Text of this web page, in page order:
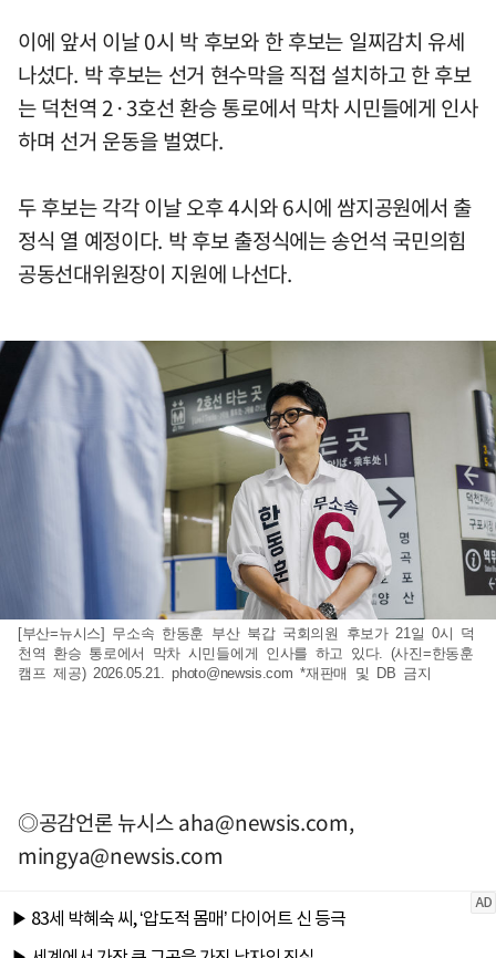
이에 앞서 이날 0시 박 후보와 한 후보는 일찌감치 유세
나섰다. 박 후보는 선거 현수막을 직접 설치하고 한 후보
는 덕천역 2·3호선 환승 통로에서 막차 시민들에게 인사
하며 선거 운동을 벌였다.
두 후보는 각각 이날 오후 4시와 6시에 쌈지공원에서 출
정식 열 예정이다. 박 후보 출정식에는 송언석 국민의힘
공동선대위원장이 지원에 나선다.
[부산=뉴시스] 무소속 한동훈 부산 북갑 국회의원 후보가 21일 0시 덕
천역 환승 통로에서 막차 시민들에게 인사를 하고 있다. (사진=한동훈
캠프 제공) 2026.05.21.photo@newsis.com *재판매 및 DB 금지
◎공감언론 뉴시스aha@newsis.com,
mingya@newsis.com